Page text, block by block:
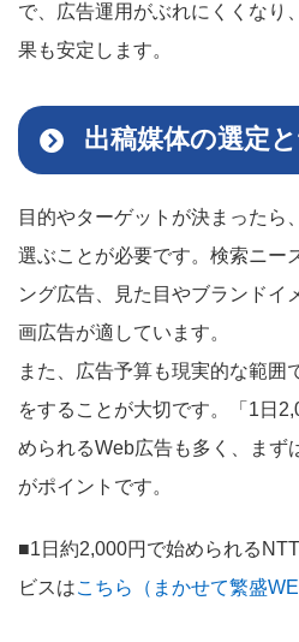
で、広告運用がぶれにくくなり
果も安定します。
出稿媒体の選定
目的やターゲットが決まったら
選ぶことが必要です。検索ニー
ング広告、見た目やブランドイ
画広告が適しています。
また、広告予算も現実的な範囲
をすることが大切です。「1日
められるWeb広告も多く、まず
がポイントです。
■1日約2,000円で始められる
ビスはこちら（まかせて繁盛